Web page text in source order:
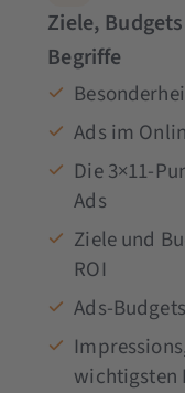
Ziele,
Begriffe
Ads im
Die 3×11-
Ads
Ziele und
ROI
Ads-
wichtigsten